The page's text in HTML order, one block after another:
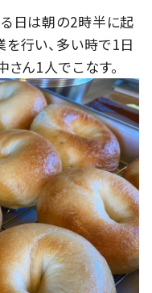
日は朝の2時半に起
行い、多い時で1日
ん1人でこなす。